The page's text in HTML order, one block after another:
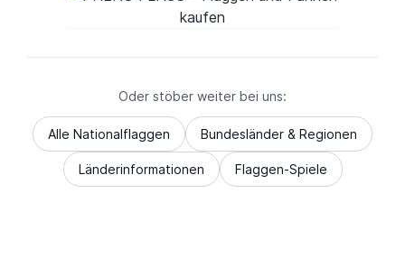
Oder stöber weiter bei uns:
Alle Nationalflaggen Bundesländer & Regionen
Länderinformationen Flaggen-Spiele